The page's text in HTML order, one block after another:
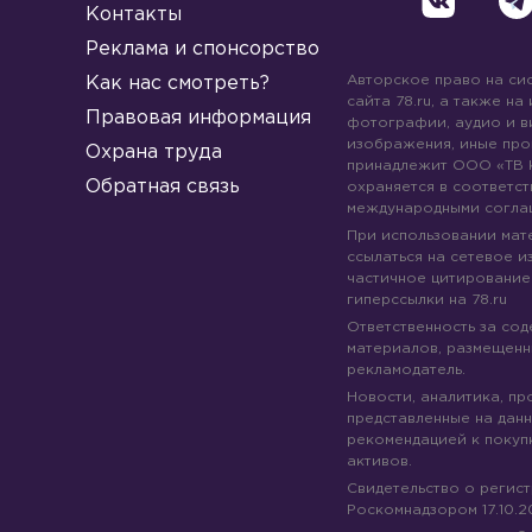
Контакты
Реклама и спонсорство
Как нас смотреть?
Правовая информация
Охрана труда
Обратная связь
Авторское право на
сайта 78.ru, а также на
фотографии, аудио и
изображения, иные
принадлежит ООО «ТВ
охраняется в
международными
При использовании
ссылаться на сетевое
частичное
гиперссылки на 78.ru
Ответственность за
материалов,
рекламодатель.
Новости, аналитика,
представленные на
рекомендацией к
активов.
Свидетельство о
Роскомнадзором